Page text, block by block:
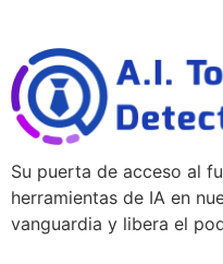
Su puerta de acceso al
herramientas de IA en
vanguardia y libera el